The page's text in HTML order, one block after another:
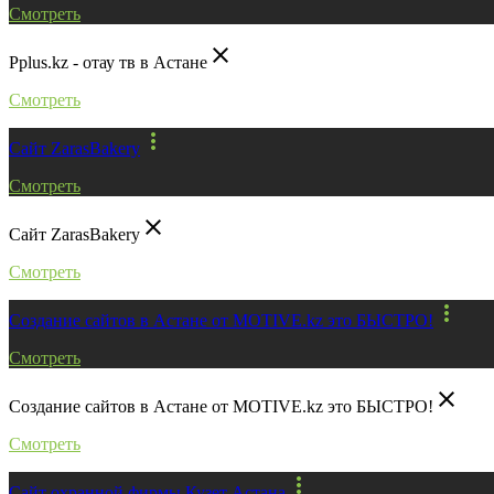
Смотреть
Pplus.kz - отау тв в Астане close
Смотреть
Сайт ZarasBakery more_vert
Смотреть
Сайт ZarasBakery close
Смотреть
Создание сайтов в Астане от MOTIVE.kz это БЫСТРО! more_vert
Смотреть
Создание сайтов в Астане от MOTIVE.kz это БЫСТРО! close
Смотреть
more_vert